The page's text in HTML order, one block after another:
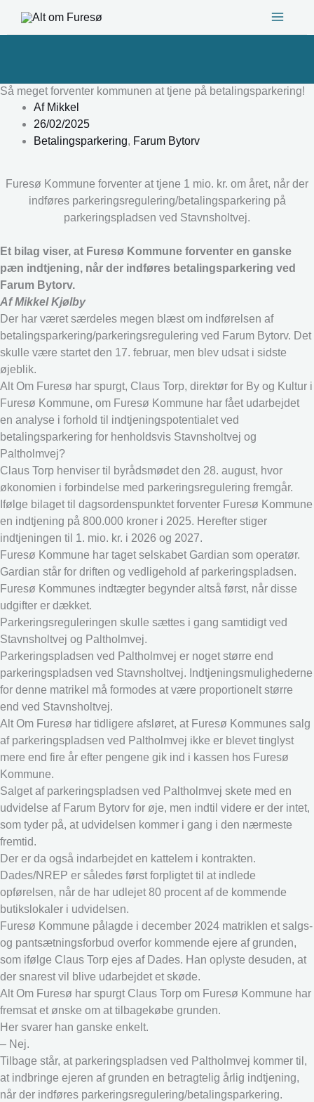
Så meget forventer kommunen at tjene på betalingsparkering!
AfMikkel
26/02/2025
Betalingsparkering, Farum Bytorv
Furesø Kommune forventer at tjene 1 mio. kr. om året, når der
indføres parkeringsregulering/betalingsparkering på
parkeringspladsen ved Stavnsholtvej.
Et bilag viser, at Furesø Kommune forventer en ganske
pæn indtjening, når der indføres betalingsparkering ved
Farum Bytorv.
Af Mikkel Kjølby
Der har været særdeles megen blæst om indførelsen af
betalingsparkering/parkeringsregulering ved Farum Bytorv. Det
skulle være startet den 17. februar, men blev udsat i sidste
øjeblik.
Alt Om Furesø har spurgt, Claus Torp, direktør for By og Kultur i
Furesø Kommune, om Furesø Kommune har fået udarbejdet
en analyse i forhold til indtjeningspotentialet ved
betalingsparkering for henholdsvis Stavnsholtvej og
Paltholmvej?
Claus Torp henviser til byrådsmødet den 28. august, hvor
økonomien i forbindelse med parkeringsregulering fremgår.
Ifølge bilaget til dagsordenspunktet forventer Furesø Kommune
en indtjening på 800.000 kroner i 2025. Herefter stiger
indtjeningen til 1. mio. kr. i 2026 og 2027.
Furesø Kommune har taget selskabet Gardian som operatør.
Gardian står for driften og vedligehold af parkeringspladsen.
Furesø Kommunes indtægter begynder altså først, når disse
udgifter er dækket.
Parkeringsreguleringen skulle sættes i gang samtidigt ved
Stavnsholtvej og Paltholmvej.
Parkeringspladsen ved Paltholmvej er noget større end
parkeringspladsen ved Stavnsholtvej. Indtjeningsmulighederne
for denne matrikel må formodes at være proportionelt større
end ved Stavnsholtvej.
Alt Om Furesø har tidligere afsløret, at Furesø Kommunes salg
af parkeringspladsen ved Paltholmvej ikke er blevet tinglyst
mere end fire år efter pengene gik ind i kassen hos Furesø
Kommune.
Salget af parkeringspladsen ved Paltholmvej skete med en
udvidelse af Farum Bytorv for øje, men indtil videre er der intet,
som tyder på, at udvidelsen kommer i gang i den nærmeste
fremtid.
Der er da også indarbejdet en kattelem i kontrakten.
Dades/NREP er således først forpligtet til at indlede
opførelsen, når de har udlejet 80 procent af de kommende
butikslokaler i udvidelsen.
Furesø Kommune pålagde i december 2024 matriklen et salgs-
og pantsætningsforbud overfor kommende ejere af grunden,
som ifølge Claus Torp ejes af Dades. Han oplyste desuden, at
der snarest vil blive udarbejdet et skøde.
Alt Om Furesø har spurgt Claus Torp om Furesø Kommune har
fremsat et ønske om at tilbagekøbe grunden.
Her svarer han ganske enkelt.
– Nej.
Tilbage står, at parkeringspladsen ved Paltholmvej kommer til,
at indbringe ejeren af grunden en betragtelig årlig indtjening,
når der indføres parkeringsregulering/betalingsparkering.